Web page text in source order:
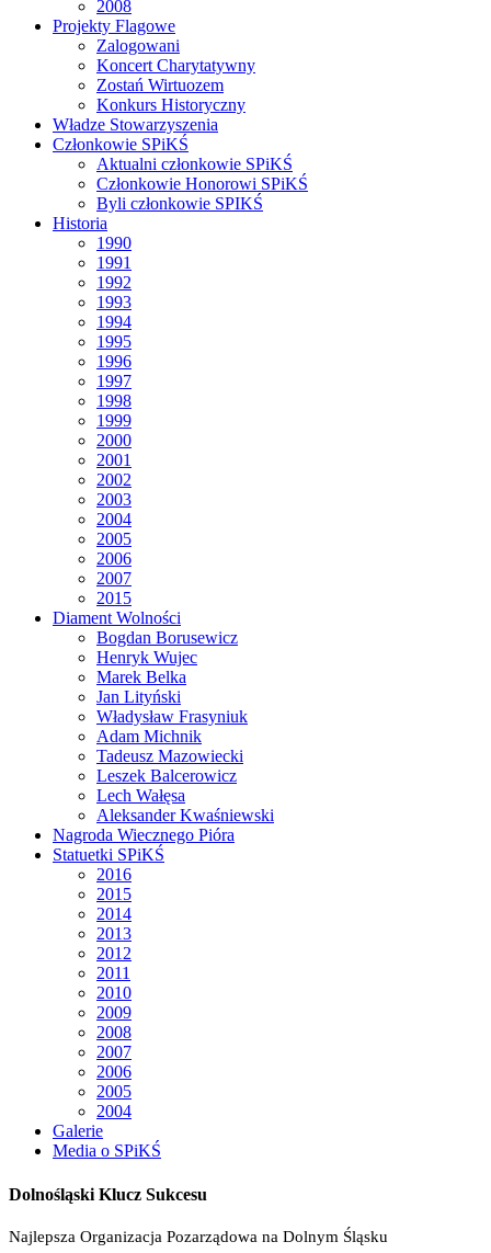
2008
Projekty Flagowe
Zalogowani
Koncert Charytatywny
Zostań Wirtuozem
Konkurs Historyczny
Władze Stowarzyszenia
Członkowie SPiKŚ
Aktualni członkowie SPiKŚ
Członkowie Honorowi SPiKŚ
Byli członkowie SPIKŚ
Historia
1990
1991
1992
1993
1994
1995
1996
1997
1998
1999
2000
2001
2002
2003
2004
2005
2006
2007
2015
Diament Wolności
Bogdan Borusewicz
Henryk Wujec
Marek Belka
Jan Lityński
Władysław Frasyniuk
Adam Michnik
Tadeusz Mazowiecki
Leszek Balcerowicz
Lech Wałęsa
Aleksander Kwaśniewski
Nagroda Wiecznego Pióra
Statuetki SPiKŚ
2016
2015
2014
2013
2012
2011
2010
2009
2008
2007
2006
2005
2004
Galerie
Media o SPiKŚ
Dolnośląski Klucz Sukcesu
Najlepsza Organizacja Pozarządowa na Dolnym Śląsku